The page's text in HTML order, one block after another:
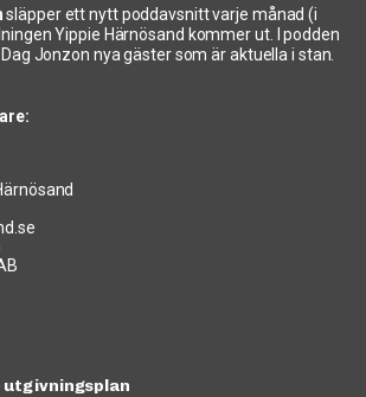
släpper ett nytt poddavsnitt varje månad (i
Yippie Härnösand kommer ut. I podden
Jonzon nya gäster som är aktuella i stan.
utgivningsplan